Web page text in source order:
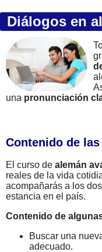
Diálogos en
una pronunciación
Contenido de
El curso de alemán
reales de la vida
acompañarás a los
estancia en el país.
Contenido de
Buscar una
adecuado.